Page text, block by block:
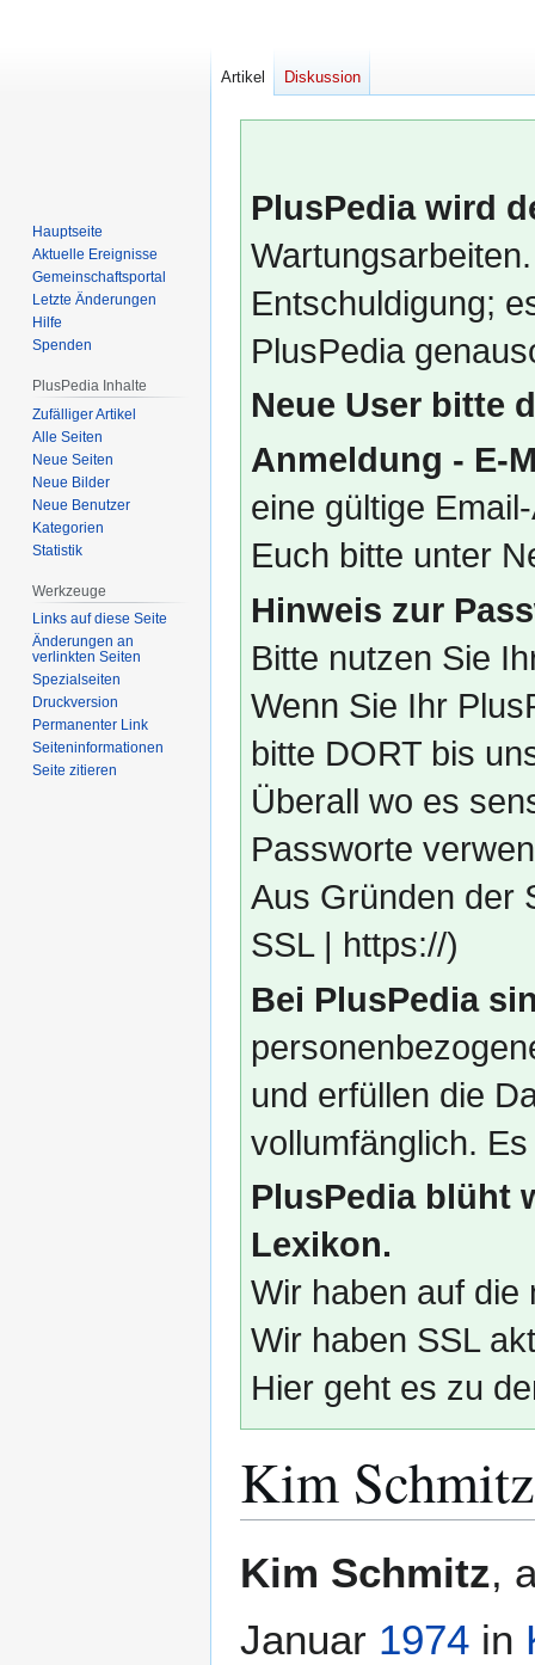
PlusPedia wird
Entschuldigung;
PlusPedia
Neue User bitte
Anmeldung - E-
eine gültige
Euch bitte unter
Hinweis zur
Bitte nutzen Sie
Wenn Sie Ihr
bitte DORT bis
Überall wo es
Passworte
Aus Gründen der
SSL | https://)
Bei PlusPedia
und erfüllen die
vollumfänglich.
PlusPedia blüht
Lexikon.
Wir haben auf die
Wir haben SSL
Hier geht es zu
Kim Schmitz
Navigation
Suche
Kim Schmitz,
Januar 1974 in
Artikel Diskussion
Hauptseite
Aktuelle Ereignisse
Gemeinschafts­portal
Letzte Änderungen
Hilfe
Spenden
PlusPedia Inhalte
Zufälliger Artikel
Alle Seiten
Neue Seiten
Neue Bilder
Neue Benutzer
Kategorien
Statistik
Werkzeuge
Links auf diese Seite
Änderungen an
verlinkten Seiten
Spezialseiten
Druckversion
Permanenter Link
Seiten­­informationen
Seite zitieren